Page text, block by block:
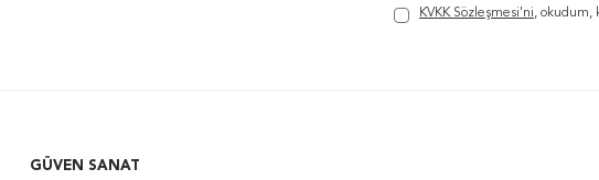
KVKK Sözleşmesi'ni, okudum,
GÜVEN SANAT